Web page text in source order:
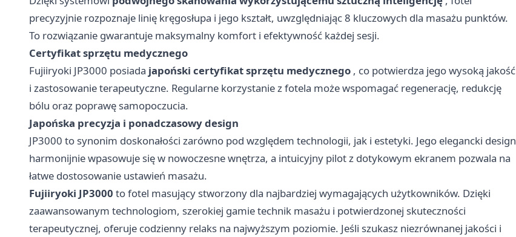
precyzyjnie rozpoznaje linię kręgosłupa i jego kształt, uwzględniając 8 kluczowych dla masażu punktów.
To rozwiązanie gwarantuje maksymalny komfort i efektywność każdej sesji.
Certyfikat sprzętu medycznego
Fujiiryoki JP3000 posiada japoński certyfikat sprzętu medycznego , co potwierdza jego wysoką jakość
i zastosowanie terapeutyczne. Regularne korzystanie z fotela może wspomagać regenerację, redukcję
bólu oraz poprawę samopoczucia.
Japońska precyzja i ponadczasowy design
JP3000 to synonim doskonałości zarówno pod względem technologii, jak i estetyki. Jego elegancki design
harmonijnie wpasowuje się w nowoczesne wnętrza, a intuicyjny pilot z dotykowym ekranem pozwala na
łatwe dostosowanie ustawień masażu.
Fujiiryoki JP3000 to fotel masujący stworzony dla najbardziej wymagających użytkowników. Dzięki
zaawansowanym technologiom, szerokiej gamie technik masażu i potwierdzonej skuteczności
terapeutycznej, oferuje codzienny relaks na najwyższym poziomie. Jeśli szukasz niezrównanej jakości i